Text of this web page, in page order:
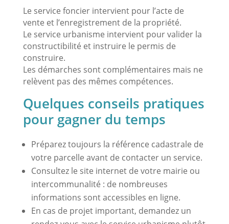
Le service foncier intervient pour l’acte de
vente et l’enregistrement de la propriété.
Le service urbanisme intervient pour valider la
constructibilité et instruire le permis de
construire.
Les démarches sont complémentaires mais ne
relèvent pas des mêmes compétences.
Quelques conseils pratiques
pour gagner du temps
Préparez toujours la référence cadastrale de
votre parcelle avant de contacter un service.
Consultez le site internet de votre mairie ou
intercommunalité : de nombreuses
informations sont accessibles en ligne.
En cas de projet important, demandez un